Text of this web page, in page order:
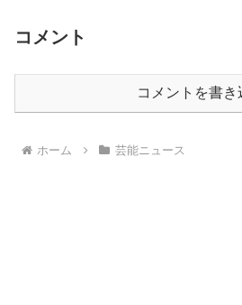
コメント
コメントを書き
ホーム 芸能ニュース